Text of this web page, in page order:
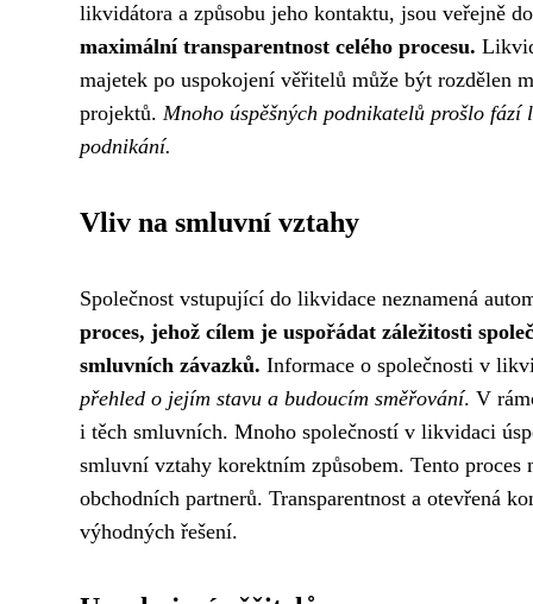
likvidátora a způsobu jeho kontaktu, jsou veřejně
maximální transparentnost celého procesu.
majetek po uspokojení věřitelů může být rozdělen
projektů. Mnoho úspěšných podnikatelů prošlo
podnikání.
Vliv na smluvní vztahy
Společnost vstupující do likvidace neznamená
proces, jehož cílem je uspořádat záležitosti
smluvních závazků. Informace o společnosti v
přehled o jejím stavu a budoucím směřování. V
i těch smluvních. Mnoho společností v likvidaci
smluvní vztahy korektním způsobem. Tento
obchodních partnerů. Transparentnost a otevřená
výhodných řešení.